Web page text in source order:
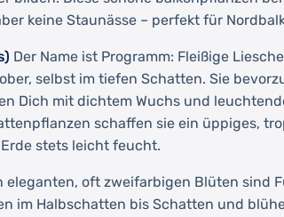
keine Staunässe – perfekt für
Der Name ist Programm: Fleißige
selbst im tiefen Schatten. Sie
Dich mit dichtem Wuchs und
schaffen sie ein üppiges,
stets leicht feucht.
eleganten, oft zweifarbigen Blüten sind
im Halbschatten bis Schatten und